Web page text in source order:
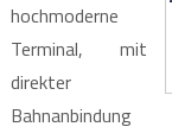
hochmoderne
Terminal, mit
direkter
Bahnanbindung